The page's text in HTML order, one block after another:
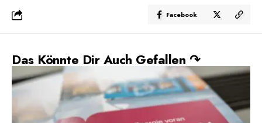
Facebook
Das Könnte Dir Auch Gefallen ↷